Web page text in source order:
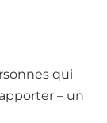
qui
– un